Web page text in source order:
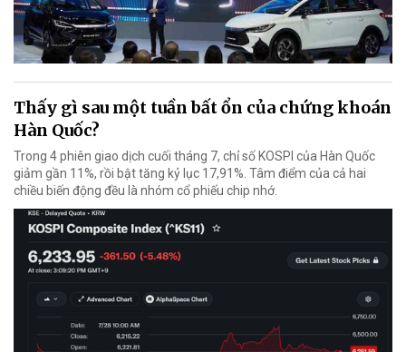
Thấy gì sau một tuần bất ổn của chứng khoán
Hàn Quốc?
Trong 4 phiên giao dịch cuối tháng 7, chỉ số KOSPI của Hàn Quốc
giảm gần 11%, rồi bật tăng kỷ lục 17,91%. Tâm điểm của cả hai
chiều biến động đều là nhóm cổ phiếu chip nhớ.